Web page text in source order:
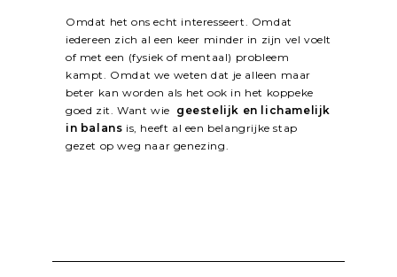
Omdat het ons echt interesseert. Omdat
iedereen zich al een keer minder in zijn vel voelt
of met een (fysiek of mentaal) probleem
kampt. Omdat we weten dat je alleen maar
beter kan worden als het ook in het koppeke
goed zit. Want wie geestelijk en lichamelijk
in balans is, heeft al een belangrijke stap
gezet op weg naar genezing.